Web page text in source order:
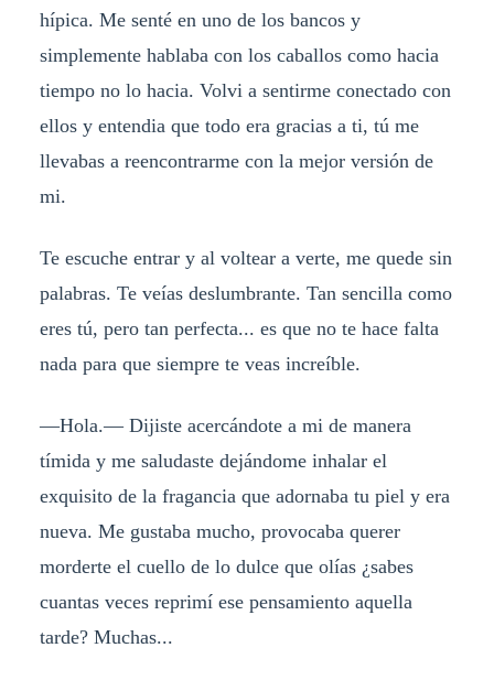
hípica. Me senté en uno de los bancos y
simplemente hablaba con los caballos como hacia
tiempo no lo hacia. Volvi a sentirme conectado con
ellos y entendia que todo era gracias a ti, tú me
llevabas a reencontrarme con la mejor versión de
mi.
Te escuche entrar y al voltear a verte, me quede sin
palabras. Te veías deslumbrante. Tan sencilla como
eres tú, pero tan perfecta... es que no te hace falta
nada para que siempre te veas increíble.
—Hola.— Dijiste acercándote a mi de manera
tímida y me saludaste dejándome inhalar el
exquisito de la fragancia que adornaba tu piel y era
nueva. Me gustaba mucho, provocaba querer
morderte el cuello de lo dulce que olías ¿sabes
cuantas veces reprimí ese pensamiento aquella
tarde? Muchas...